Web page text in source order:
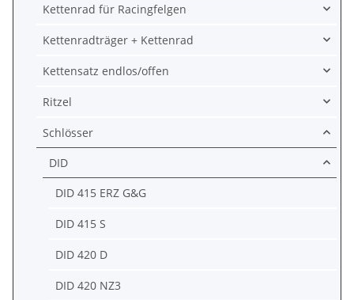
Kettenrad für Racingfelgen
Kettenradträger + Kettenrad
Kettensatz endlos/offen
Ritzel
Schlösser
DID
DID 415 ERZ G&G
DID 415 S
DID 420 D
DID 420 NZ3